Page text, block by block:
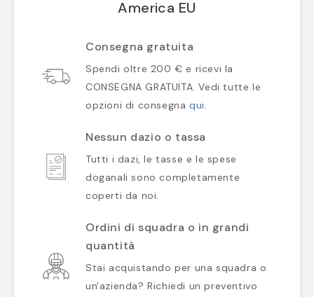
America EU
Consegna gratuita
Spendi oltre 200 € e ricevi la
CONSEGNA GRATUITA. Vedi tutte le
opzioni di consegna qui.
Nessun dazio o tassa
Tutti i dazi, le tasse e le spese
doganali sono completamente
coperti da noi.
Ordini di squadra o in grandi
quantità
Stai acquistando per una squadra o
un'azienda? Richiedi un preventivo